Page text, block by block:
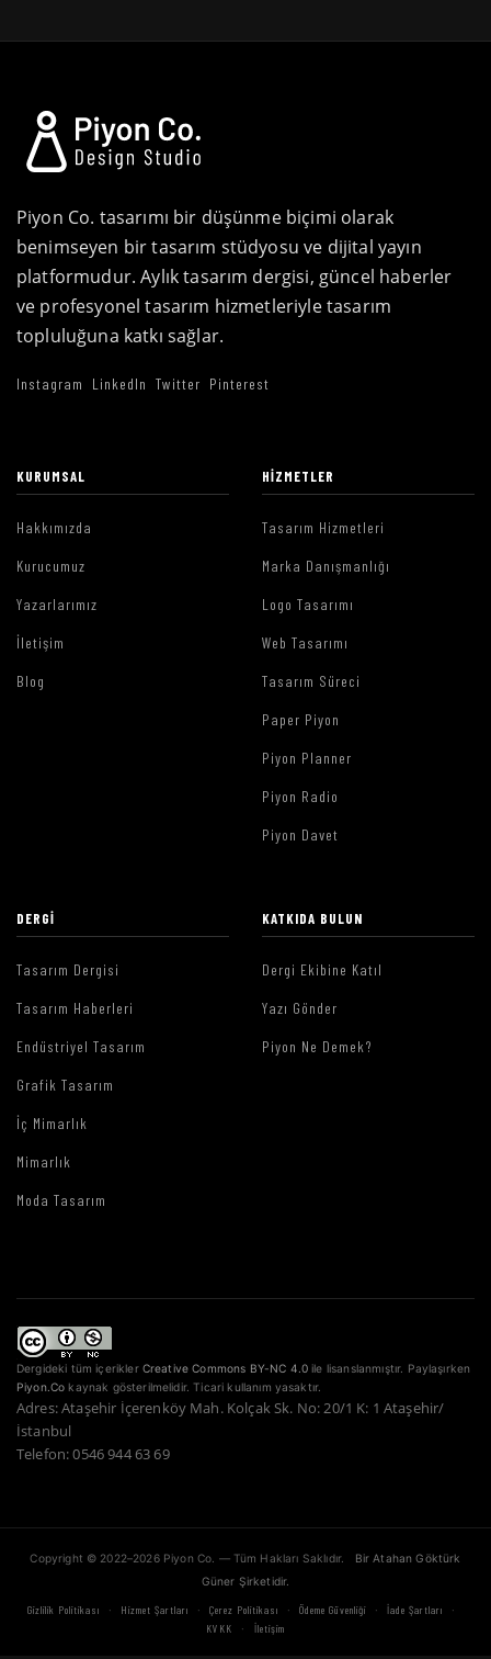
Piyon Co. tasarımı bir düşünme biçimi olarak
benimseyen bir tasarım stüdyosu ve dijital yayın
platformudur. Aylık tasarım dergisi, güncel haberler
ve profesyonel tasarım hizmetleriyle tasarım
topluluğuna katkı sağlar.
Instagram LinkedIn Twitter Pinterest
KURUMSAL
Hakkımızda
Kurucumuz
Yazarlarımız
İletişim
Blog
HIZMETLER
Tasarım Hizmetleri
Marka Danışmanlığı
Logo Tasarımı
Web Tasarımı
Tasarım Süreci
Paper Piyon
Piyon Planner
Piyon Radio
Piyon Davet
DERGI
Tasarım Dergisi
Tasarım Haberleri
Endüstriyel Tasarım
Grafik Tasarım
İç Mimarlık
Mimarlık
Moda Tasarım
KATKIDA BULUN
Dergi Ekibine Katıl
Yazı Gönder
Piyon Ne Demek?
Dergideki tüm içerikler Creative Commons BY-NC 4.0 ile lisanslanmıştır. Paylaşırken
Piyon.Co kaynak gösterilmelidir. Ticari kullanım yasaktır.
Adres: Ataşehir İçerenköy Mah. Kolçak Sk. No: 20/1 K: 1 Ataşehir/
İstanbul
Telefon: 0546 944 63 69
Copyright © 2022–2026 Piyon Co. — Tüm Hakları Saklıdır.
Bir Atahan Göktürk
Güner Şirketidir.
Gizlilik Politikası · Hizmet Şartları · Çerez Politikası · Ödeme Güvenliği · İade Şartları ·
KVKK · İletişim